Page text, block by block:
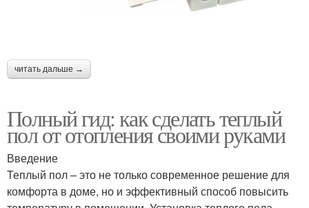
читать дальше →
Полный гид: как сделать теплый
пол от отопления своими руками
Введение
Теплый пол – это не только современное решение для
комфорта в доме, но и эффективный способ повысить